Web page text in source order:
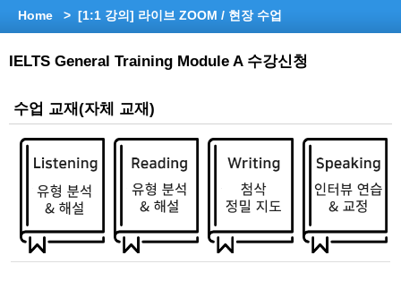
Home > [1:1 강의] 라이브 ZOOM / 현장 수업
IELTS General Training Module A 수강신청
수업 교재(자체 교재)